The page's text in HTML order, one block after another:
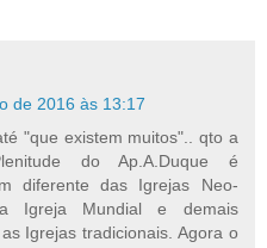
de 2016 às 13:17
"que existem muitos".. qto a
do Ap.A.Duque é
diferente das Igrejas Neo-
Igreja Mundial e demais
Igrejas tradicionais. Agora o